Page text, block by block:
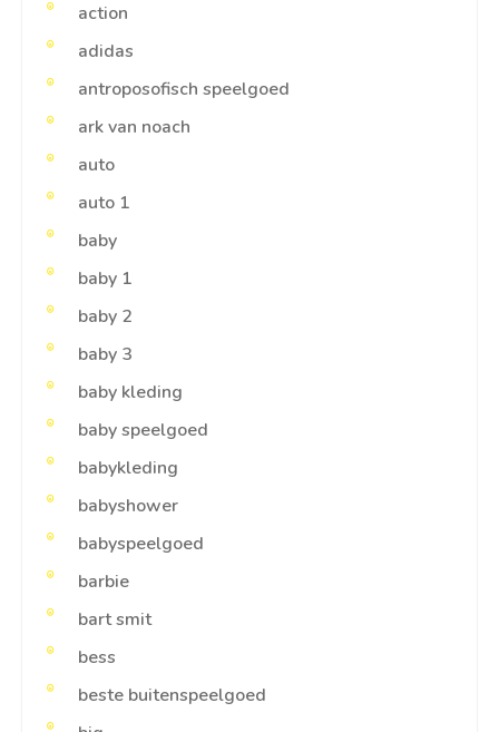
action
adidas
antroposofisch speelgoed
ark van noach
auto
auto 1
baby
baby 1
baby 2
baby 3
baby kleding
baby speelgoed
babykleding
babyshower
babyspeelgoed
barbie
bart smit
bess
beste buitenspeelgoed